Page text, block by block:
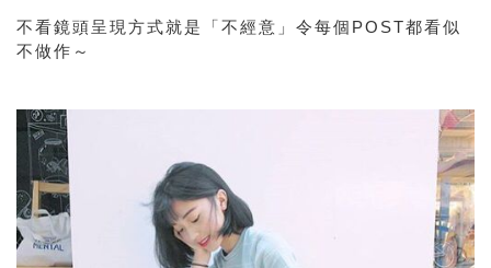
不看鏡頭呈現方式就是「不經意」令每個POST都看似
不做作～